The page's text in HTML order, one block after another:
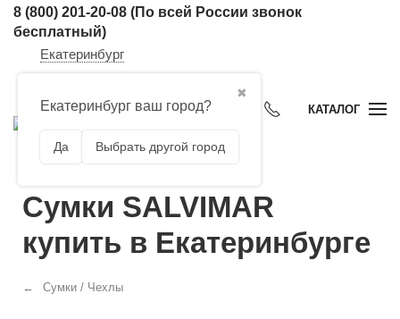
8 (800) 201-20-08 (По всей России звонок
бесплатный)
Екатеринбург
✖
Екатеринбург ваш город?
Да Выбрать другой город
КАТАЛОГ
Сумки SALVIMAR
купить в Екатеринбурге
Сумки / Чехлы